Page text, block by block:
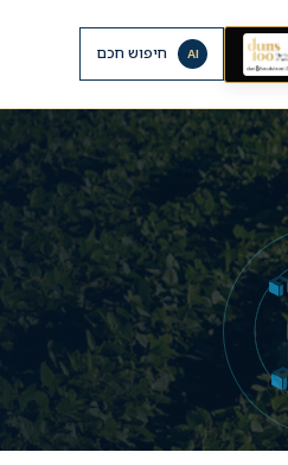
AI חיפוש חכם